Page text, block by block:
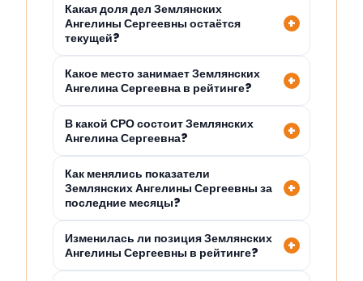
Какая доля дел Землянских
Ангелины Сергеевны остаётся
текущей?
Какое место занимает Землянских
Ангелина Сергеевна в рейтинге?
В какой СРО состоит Землянских
Ангелина Сергеевна?
Как менялись показатели
Землянских Ангелины Сергеевны за
последние месяцы?
Изменилась ли позиция Землянских
Ангелины Сергеевны в рейтинге?